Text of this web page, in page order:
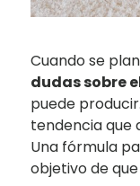
Cuando se
dudas sobre
puede
tendencia que
Una fórmula
objetivo de